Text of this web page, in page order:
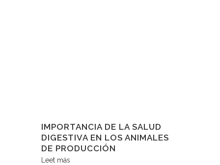
IMPORTANCIA DE LA SALUD
DIGESTIVA EN LOS ANIMALES
DE PRODUCCIÓN
Leet más